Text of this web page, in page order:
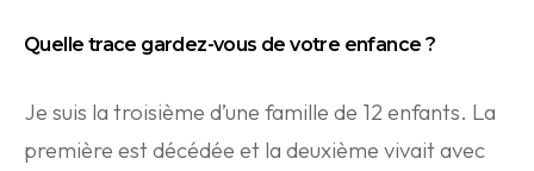
Quelle trace gardez-vous de votre enfance ?
Je suis la troisième d’une famille de 12 enfants. La
première est décédée et la deuxième vivait avec